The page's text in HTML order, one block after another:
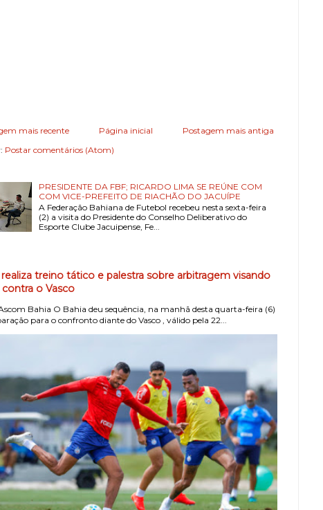
mais recente Postagem mais antiga
Página inicial
Postar comentários (Atom)
PRESIDENTE DA FBF; RICARDO LIMA SE REÚNE COM
COM VICE-PREFEITO DE RIACHÃO DO JACUÍPE
A Federação Bahiana de Futebol recebeu nesta sexta-feira
(2) a visita do Presidente do Conselho Deliberativo do
Esporte Clube Jacuipense, Fe...
realiza treino tático e palestra sobre arbitragem visando
o Vasco
Bahia O Bahia deu sequência, na manhã desta quarta-feira (6)
para o confronto diante do Vasco , válido pela 22...